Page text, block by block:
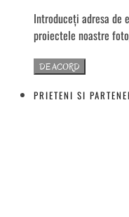
Introduceți adresa de
proiectele noastre
PRIETENI SI